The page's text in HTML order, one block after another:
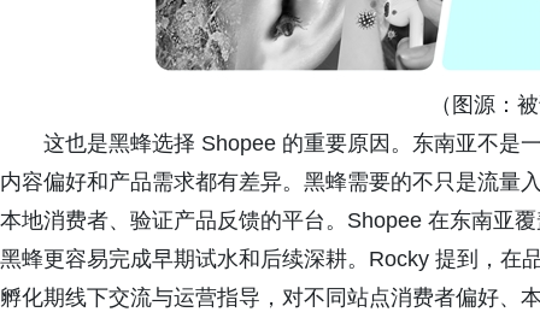
（图源：被
这也是黑蜂选择 Shopee 的重要原因。东南亚不是
内容偏好和产品需求都有差异。黑蜂需要的不只是流量
本地消费者、验证产品反馈的平台。Shopee 在东南亚
黑蜂更容易完成早期试水和后续深耕。Rocky 提到，在
孵化期线下交流与运营指导，对不同站点消费者偏好、